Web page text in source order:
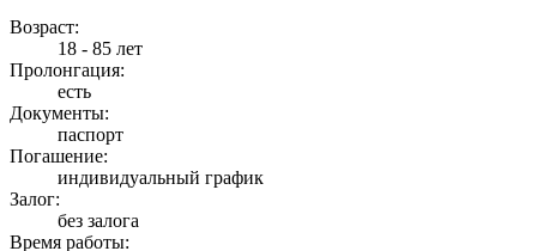
Возраст:
18 - 85 лет
Пролонгация:
есть
Документы:
паспорт
Погашение:
индивидуальный график
Залог:
без залога
Время работы: